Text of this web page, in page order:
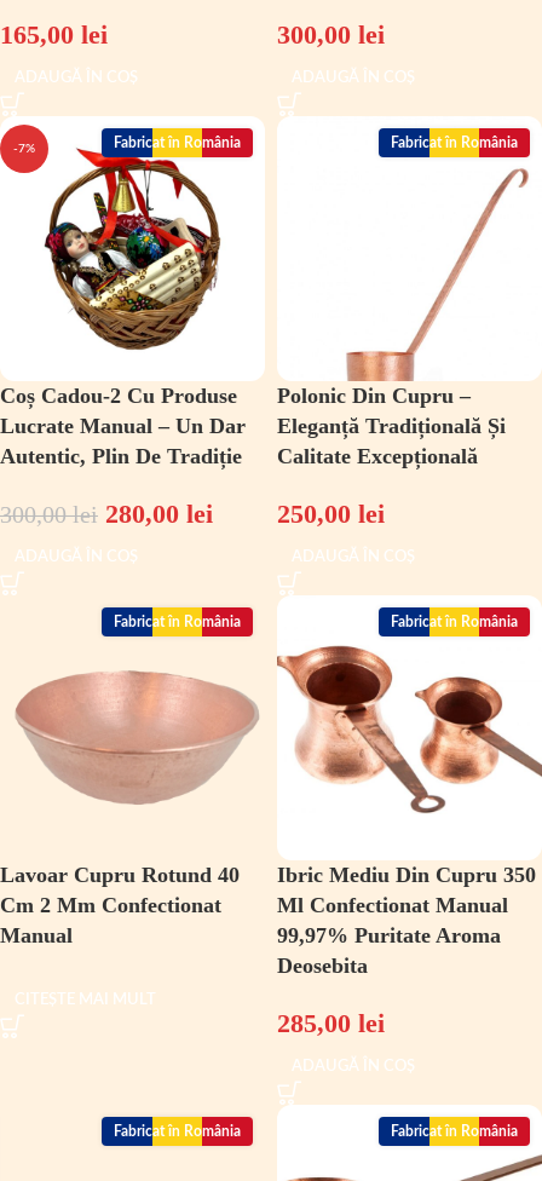
165,00 lei
ADAUGĂ ÎN COȘ
300,00 lei
ADAUGĂ ÎN COȘ
-7% Fabricat în România
Coș Cadou-2 Cu Produse
Lucrate Manual – Un Dar
Autentic, Plin De Tradiție
300,00lei 280,00 lei
ADAUGĂ ÎN COȘ
Fabricat în România
Polonic Din Cupru –
Eleganță Tradițională Și
Calitate Excepțională
250,00 lei
ADAUGĂ ÎN COȘ
Fabricat în România
Lavoar Cupru Rotund 40
Cm 2 Mm Confectionat
Manual
CITEȘTE MAI MULT
Fabricat în România
Ibric Mediu Din Cupru 350
Ml Confectionat Manual
99,97% Puritate Aroma
Deosebita
285,00 lei
ADAUGĂ ÎN COȘ
Fabricat în România Fabricat în România